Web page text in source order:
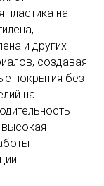
пластика на
и других
создавая
покрытия без
на